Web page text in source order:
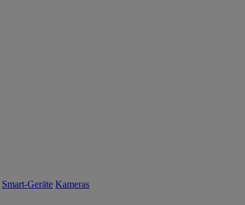
Smart-Geräte Kameras